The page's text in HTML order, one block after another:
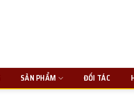
SẢN PHẨM ĐỐI TÁC